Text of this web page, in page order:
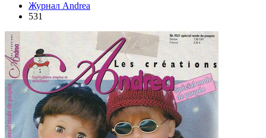
Журнал Andrea
531